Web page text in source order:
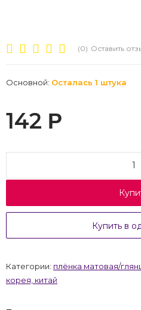
(0) Оставить
Основной: Осталась 1 штука
142 Р
Купить в
Категории: плёнка матовая/
корея, китай